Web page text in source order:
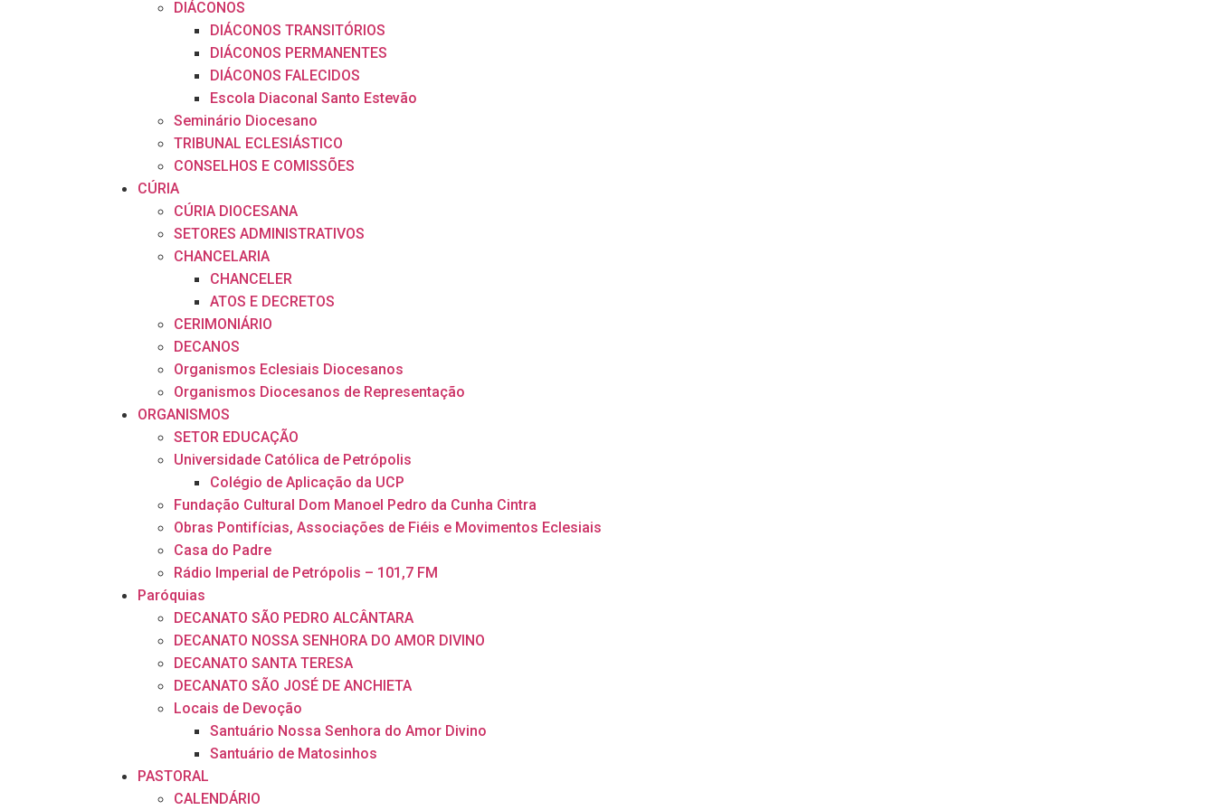
DIÁCONOS
DIÁCONOS TRANSITÓRIOS
DIÁCONOS PERMANENTES
DIÁCONOS FALECIDOS
Escola Diaconal Santo Estevão
Seminário Diocesano
TRIBUNAL ECLESIÁSTICO
CONSELHOS E COMISSÕES
CÚRIA
CÚRIA DIOCESANA
SETORES ADMINISTRATIVOS
CHANCELARIA
CHANCELER
ATOS E DECRETOS
CERIMONIÁRIO
DECANOS
Organismos Eclesiais Diocesanos
Organismos Diocesanos de Representação
ORGANISMOS
SETOR EDUCAÇÃO
Universidade Católica de Petrópolis
Colégio de Aplicação da UCP
Fundação Cultural Dom Manoel Pedro da Cunha Cintra
Obras Pontifícias, Associações de Fiéis e Movimentos Eclesiais
Casa do Padre
Rádio Imperial de Petrópolis – 101,7 FM
Paróquias
DECANATO SÃO PEDRO ALCÂNTARA
DECANATO NOSSA SENHORA DO AMOR DIVINO
DECANATO SANTA TERESA
DECANATO SÃO JOSÉ DE ANCHIETA
Locais de Devoção
Santuário Nossa Senhora do Amor Divino
Santuário de Matosinhos
PASTORAL
CALENDÁRIO